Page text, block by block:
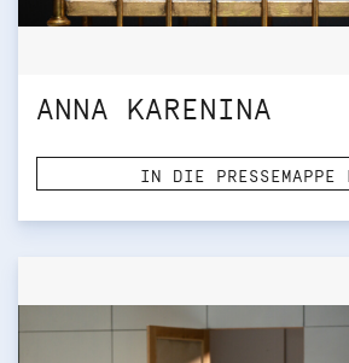
ANNA KARENINA
IN DIE PRESSEMAPPE